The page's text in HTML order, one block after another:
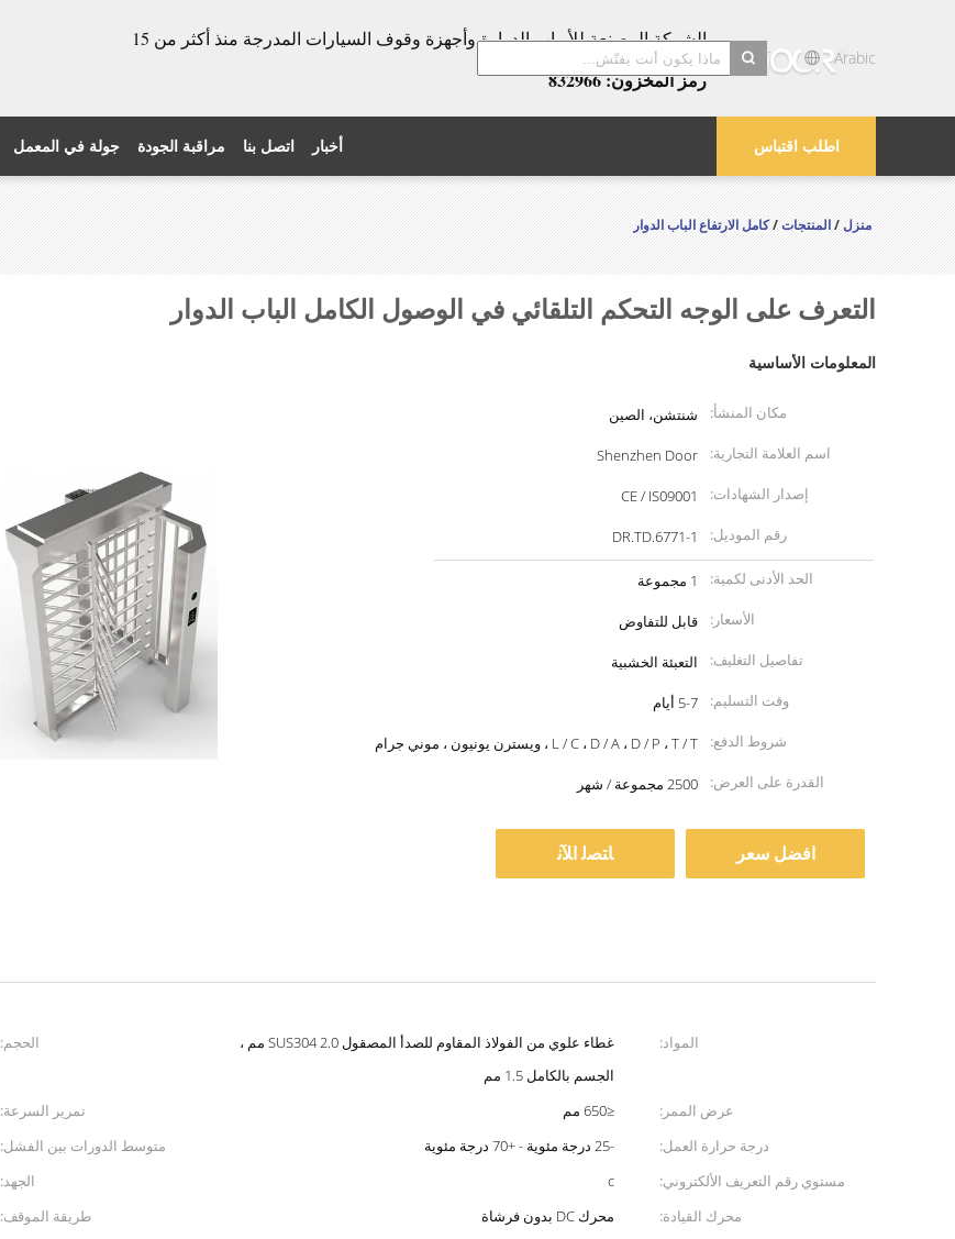
الشركة المصنعة للأبواب الدوارة وأجهزة وقوف السيارات المدرجة منذ أكثر من 15
عامًا!
رمز المخزون: 832966
Arabic
اطلب اقتباس جولة في المعمل مراقبة الجودة اتصل بنا أخبار
منزل/المنتجات/كامل الارتفاع الباب الدوار
التعرف على الوجه التحكم التلقائي في الوصول الكامل الباب الدوار
المعلومات الأساسية
مكان المنشأ:
شنتشن، الصين
اسم العلامة التجارية:
Shenzhen Door
إصدار الشهادات:
CE / IS09001
رقم الموديل:
DR.TD.6771-1
الحد الأدنى لكمية:
1 مجموعة
الأسعار:
قابل للتفاوض
تفاصيل التغليف:
التعبئة الخشبية
وقت التسليم:
5-7 أيام
شروط الدفع:
L / C ، D / A ، D / P ، T / T ، ويسترن يونيون ، موني جرام
القدرة على العرض:
2500 مجموعة / شهر
افضل سعر ﺎﺘﺼﻟ ﺍﻶﻧ
المواد:
غطاء علوي من الفولاذ المقاوم للصدأ المصقول SUS304 2.0 مم ،
الجسم بالكامل 1.5 مم
الحجم:
عرض الممر: ≤650 مم تمرير السرعة:
درجة حرارة العمل:
-25 درجة مئوية - +70 درجة مئوية متوسط ​​الدورات بين الفشل:
مستوي رقم التعريف الألكتروني:
c الجهد:
محرك القيادة:
محرك DC بدون فرشاة طريقة الموقف: